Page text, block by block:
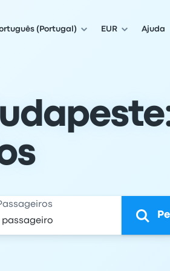
(Portugal) EUR Ajuda